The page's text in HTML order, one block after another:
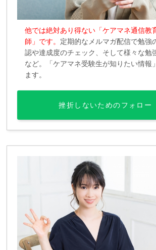
他では絶対あり得ない「ケアマネ通信教
師」です。 定期的なメルマガ配信で勉強
認や達成度のチェック、そして様々な勉
など。「ケアマネ受験生が知りたい情報
ます。
挫折しないためのフォロー